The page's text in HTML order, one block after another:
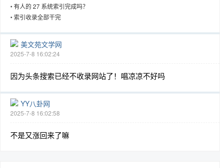
•有人的 27 系统索引完成吗？
•索引收录全部干完
美文苑文学网
2025-7-8 16:02:24
因为头条搜索已经不收录网站了！唱凉凉不好吗
YY八卦网
2025-7-8 16:02:58
不是又涨回来了嘛